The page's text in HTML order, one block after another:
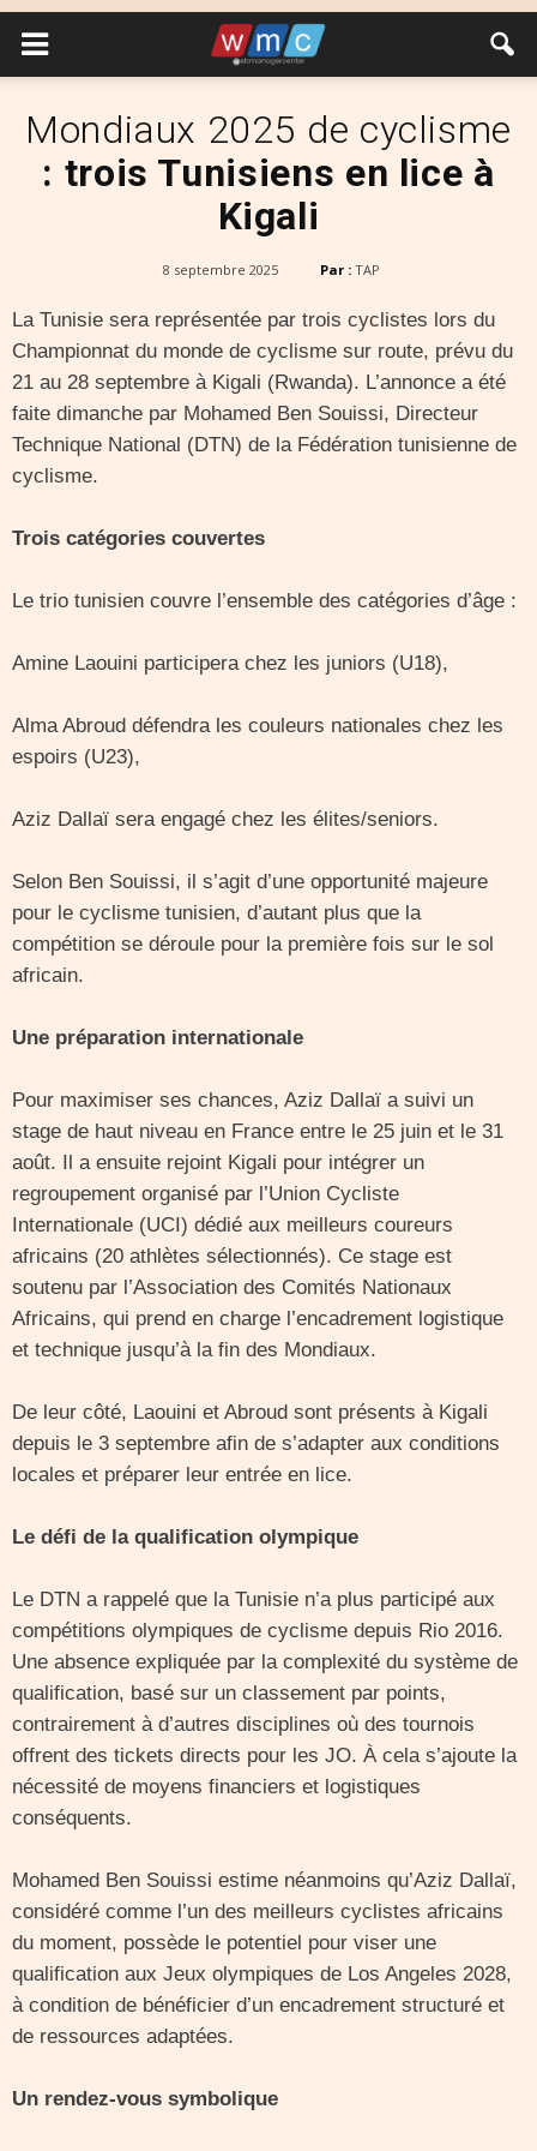
Mondiaux 2025 de cyclisme
: trois Tunisiens en lice à
Kigali
8 septembre 2025 Par : TAP
La Tunisie sera représentée par trois cyclistes lors du
Championnat du monde de cyclisme sur route, prévu du
21 au 28 septembre à Kigali (Rwanda). L’annonce a été
faite dimanche par Mohamed Ben Souissi, Directeur
Technique National (DTN) de la Fédération tunisienne de
cyclisme.
Trois catégories couvertes
Le trio tunisien couvre l’ensemble des catégories d’âge :
Amine Laouini participera chez les juniors (U18),
Alma Abroud défendra les couleurs nationales chez les
espoirs (U23),
Aziz Dallaï sera engagé chez les élites/seniors.
Selon Ben Souissi, il s’agit d’une opportunité majeure
pour le cyclisme tunisien, d’autant plus que la
compétition se déroule pour la première fois sur le sol
africain.
Une préparation internationale
Pour maximiser ses chances, Aziz Dallaï a suivi un
stage de haut niveau en France entre le 25 juin et le 31
août. Il a ensuite rejoint Kigali pour intégrer un
regroupement organisé par l’Union Cycliste
Internationale (UCI) dédié aux meilleurs coureurs
africains (20 athlètes sélectionnés). Ce stage est
soutenu par l’Association des Comités Nationaux
Africains, qui prend en charge l’encadrement logistique
et technique jusqu’à la fin des Mondiaux.
De leur côté, Laouini et Abroud sont présents à Kigali
depuis le 3 septembre afin de s’adapter aux conditions
locales et préparer leur entrée en lice.
Le défi de la qualification olympique
Le DTN a rappelé que la Tunisie n’a plus participé aux
compétitions olympiques de cyclisme depuis Rio 2016.
Une absence expliquée par la complexité du système de
qualification, basé sur un classement par points,
contrairement à d’autres disciplines où des tournois
offrent des tickets directs pour les JO. À cela s’ajoute la
nécessité de moyens financiers et logistiques
conséquents.
Mohamed Ben Souissi estime néanmoins qu’Aziz Dallaï,
considéré comme l’un des meilleurs cyclistes africains
du moment, possède le potentiel pour viser une
qualification aux Jeux olympiques de Los Angeles 2028,
à condition de bénéficier d’un encadrement structuré et
de ressources adaptées.
Un rendez-vous symbolique